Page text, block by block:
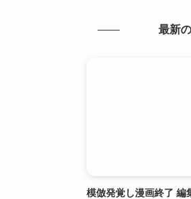
最新
模倣発覚し漫画終了 編